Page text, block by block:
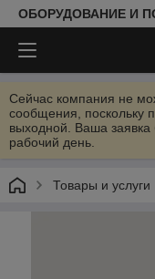
ОБОРУДОВАНИЕ И
Сейчас компания не
сообщения, поскольку
выходной. Ваша
рабочий день.
Товары и услуги